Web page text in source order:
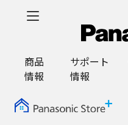
商品
情報
サポート
情報